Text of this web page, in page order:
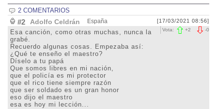
2 COMENTARIOS
#2 Adolfo Celdrán España [17/03/2021 08:56]
-0
Vota: +2
Esa canción, como otras muchas, nunca la
grabé.
Recuerdo algunas cosas. Empezaba así:
¿Qué te enseño el maestro?
Díselo a tu papá
Que somos libres en mi nación,
que el policía es mi protector
que el rico tiene siempre razón
que ser soldado es un gran honor
eso dijo el maestro
esa es hoy mi lección...